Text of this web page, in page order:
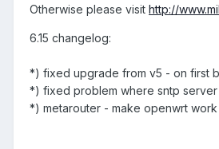
Otherwise please visit http://
6.15 changelog:
*) fixed upgrade from v5 - on first
*) fixed problem where sntp
*) metarouter - make openwrt